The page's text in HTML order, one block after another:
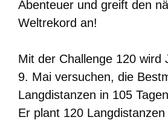
Abenteuer und greift den
Weltrekord an!
Mit der Challenge 120 wird
9. Mai versuchen, die
Langdistanzen in 105
Er plant 120 Langdistanzen